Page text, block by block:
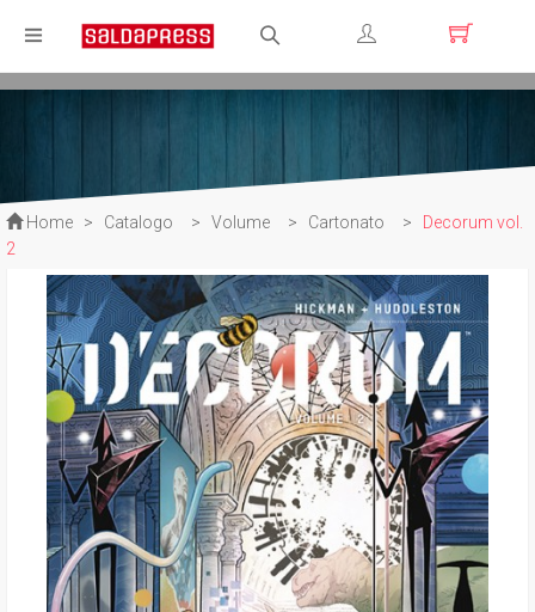
Registrati
Home > Catalogo > Volume > Cartonato >
Decorum vol.
2